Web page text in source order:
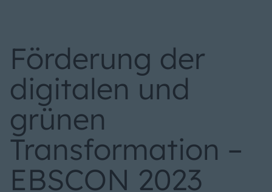
Förderung der
digitalen und
grünen
Transformation –
EBSCON 2023